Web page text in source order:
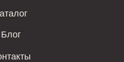
Блог